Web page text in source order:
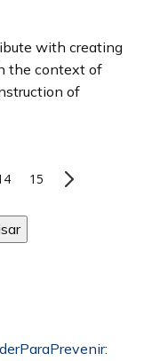
with creating
the context of
of
15